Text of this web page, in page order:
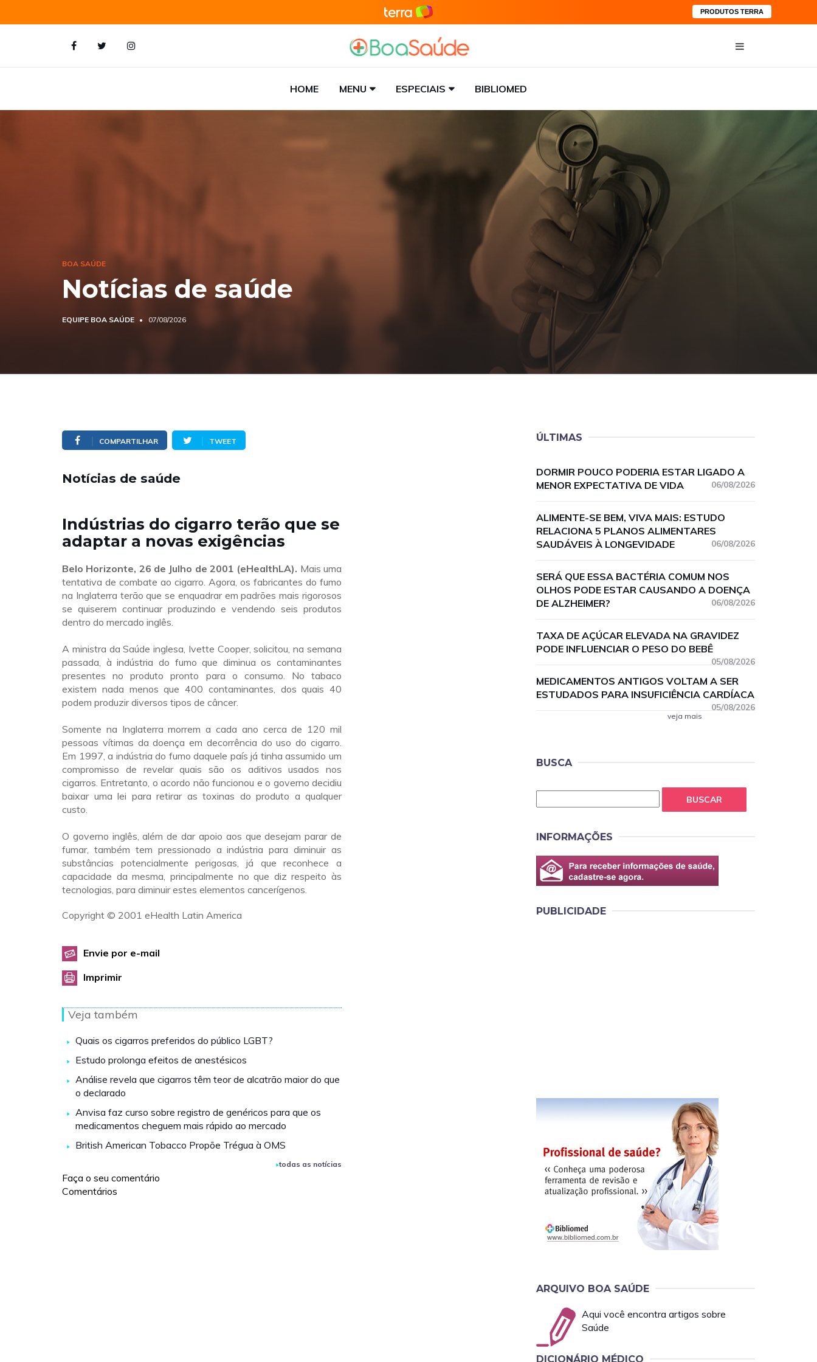
PRODUTOS TERRA
HOME MENU ESPECIAIS BIBLIOMED
BOA SAÚDE
Notícias de saúde
EQUIPE BOA SAÚDE 07/08/2026
COMPARTILHAR TWEET
Notícias de saúde
Indústrias do cigarro terão que se
adaptar a novas exigências
Belo Horizonte, 26 de Julho de 2001 (eHealthLA). Mais uma
tentativa de combate ao cigarro. Agora, os fabricantes do fumo
na Inglaterra terão que se enquadrar em padrões mais rigorosos
se quiserem continuar produzindo e vendendo seis produtos
dentro do mercado inglês.
A ministra da Saúde inglesa, Ivette Cooper, solicitou, na semana
passada, à indústria do fumo que diminua os contaminantes
presentes no produto pronto para o consumo. No tabaco
existem nada menos que 400 contaminantes, dos quais 40
podem produzir diversos tipos de câncer.
Somente na Inglaterra morrem a cada ano cerca de 120 mil
pessoas vítimas da doença em decorrência do uso do cigarro.
Em 1997, a indústria do fumo daquele país já tinha assumido um
compromisso de revelar quais são os aditivos usados nos
cigarros. Entretanto, o acordo não funcionou e o governo decidiu
baixar uma lei para retirar as toxinas do produto a qualquer
custo.
O governo inglês, além de dar apoio aos que desejam parar de
fumar, também tem pressionado a indústria para diminuir as
substâncias potencialmente perigosas, já que reconhece a
capacidade da mesma, principalmente no que diz respeito às
tecnologias, para diminuir estes elementos cancerígenos.
Copyright © 2001 eHealth Latin America
Envie por e-mail
Imprimir
Veja também
Quais os cigarros preferidos do público LGBT?
Estudo prolonga efeitos de anestésicos
Análise revela que cigarros têm teor de alcatrão maior do que
o declarado
Anvisa faz curso sobre registro de genéricos para que os
medicamentos cheguem mais rápido ao mercado
British American Tobacco Propõe Trégua à OMS
todas as notícias
Faça o seu comentário
Comentários
ÚLTIMAS
DORMIR POUCO PODERIA ESTAR LIGADO A
MENOR EXPECTATIVA DE VIDA
06/08/2026
ALIMENTE-SE BEM, VIVA MAIS: ESTUDO
RELACIONA 5 PLANOS ALIMENTARES
SAUDÁVEIS À LONGEVIDADE
06/08/2026
SERÁ QUE ESSA BACTÉRIA COMUM NOS
OLHOS PODE ESTAR CAUSANDO A DOENÇA
DE ALZHEIMER?
06/08/2026
TAXA DE AÇÚCAR ELEVADA NA GRAVIDEZ
PODE INFLUENCIAR O PESO DO BEBÊ
05/08/2026
MEDICAMENTOS ANTIGOS VOLTAM A SER
ESTUDADOS PARA INSUFICIÊNCIA CARDÍACA
05/08/2026
veja mais
BUSCA
BUSCAR
INFORMAÇÕES
PUBLICIDADE
ARQUIVO BOA SAÚDE
Aqui você encontra artigos sobre
Saúde
DICIONÁRIO MÉDICO